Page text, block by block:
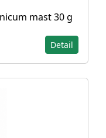
mast 30 g
Detail